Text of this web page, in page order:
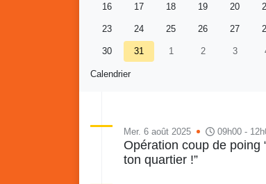
Calendrier
16 17 18 19 20
23 24 25 26 27
30 31 1 2 3
Mer. 6 août 2025 09h00 -
Opération coup de poing
ton quartier !”